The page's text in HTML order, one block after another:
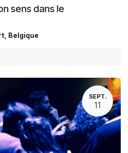
sens dans le
Belgique
SEPT.
11